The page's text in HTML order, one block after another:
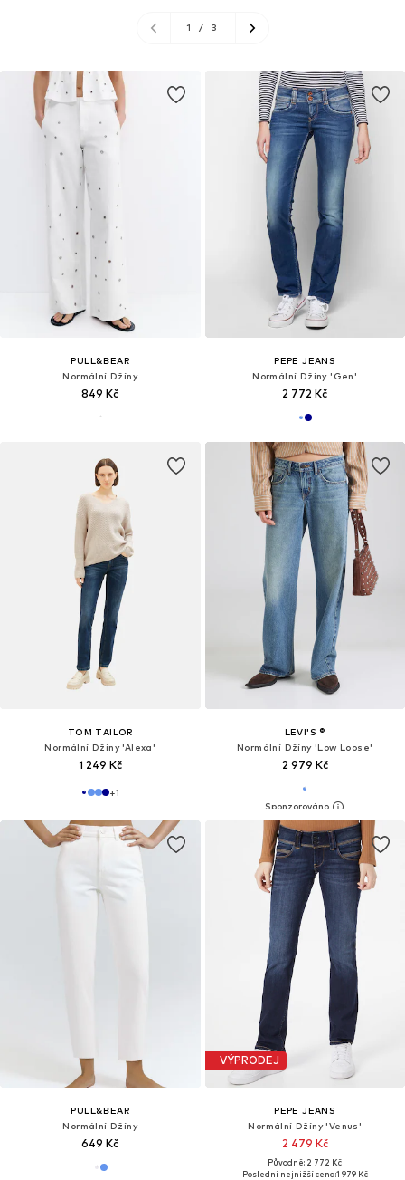
PULL&BEAR
Normální Džíny
849 Kč
PEPE JEANS
Normální Džíny 'Gen'
2 772 Kč
1 / 3
TOM TAILOR
Normální Džíny 'Alexa'
1 249 Kč
+1
LEVI'S ®
Normální Džíny 'Low Loose'
2 979 Kč
PULL&BEAR
Normální Džíny
649 Kč
VÝPRODEJ
PEPE JEANS
Normální Džíny 'Venus'
2 479 Kč
Původně: 2 772 Kč
Poslední nejnižší cena:1 979 Kč